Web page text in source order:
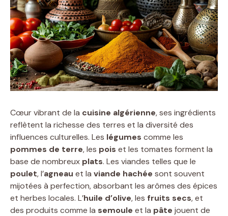
Cœur vibrant de la cuisine algérienne, ses ingrédients
reflètent la richesse des terres et la diversité des
influences culturelles. Les légumes comme les
pommes de terre, les pois et les tomates forment la
base de nombreux plats. Les viandes telles que le
poulet, l’agneau et la viande hachée sont souvent
mijotées à perfection, absorbant les arômes des épices
et herbes locales. L’huile d’olive, les fruits secs, et
des produits comme la semoule et la pâte jouent de